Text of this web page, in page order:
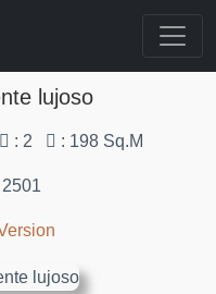
lujoso
: 2 : 198 Sq.M